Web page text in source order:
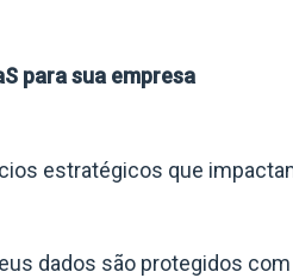
para sua empresa
estratégicos que
dados são protegidos